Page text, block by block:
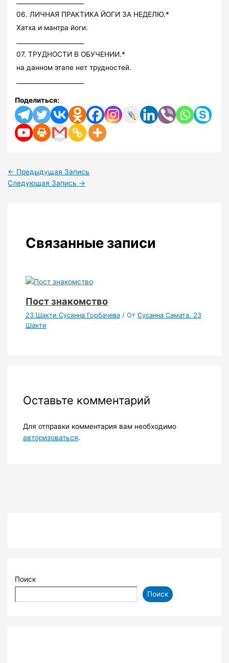
06. ЛИЧНАЯ ПРАКТИКА ЙОГИ ЗА НЕДЕЛЮ.*
Хатха и мантра йоги.
07. ТРУДНОСТИ В ОБУЧЕНИИ.*
на данном этапе нет трудностей.
Поделиться:
← Предыдущая Запись
Следующая Запись →
Связанные записи
Пост знакомство
23 Шакти Сусанна Горбачева/ От Сусанна Самата. 23
Шакти
Оставьте комментарий
Для отправки комментария вам необходимо
авторизоваться.
Поиск
Поиск